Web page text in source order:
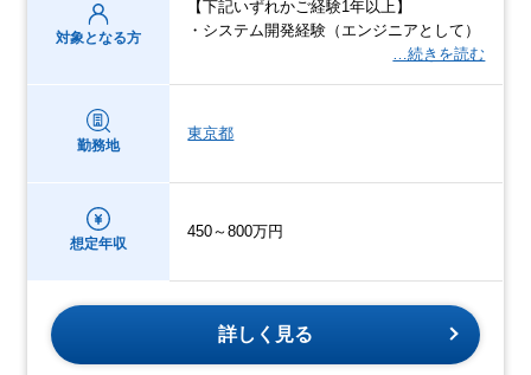
対象となる方
【下記いずれかご経験1年以上】
・システム開発経験（エンジニアとして）
…続きを読む
勤務地
東京都
想定年収
450～800万円
詳しく見る